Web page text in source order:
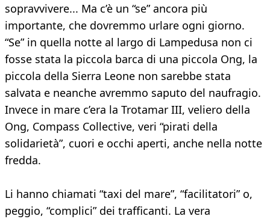
sopravvivere... Ma c’è un “se” ancora più
importante, che dovremmo urlare ogni giorno.
“Se” in quella notte al largo di Lampedusa non ci
fosse stata la piccola barca di una piccola Ong, la
piccola della Sierra Leone non sarebbe stata
salvata e neanche avremmo saputo del naufragio.
Invece in mare c’era la Trotamar III, veliero della
Ong, Compass Collective, veri “pirati della
solidarietà”, cuori e occhi aperti, anche nella notte
fredda.
Li hanno chiamati “taxi del mare”, “facilitatori” o,
peggio, “complici” dei trafficanti. La vera